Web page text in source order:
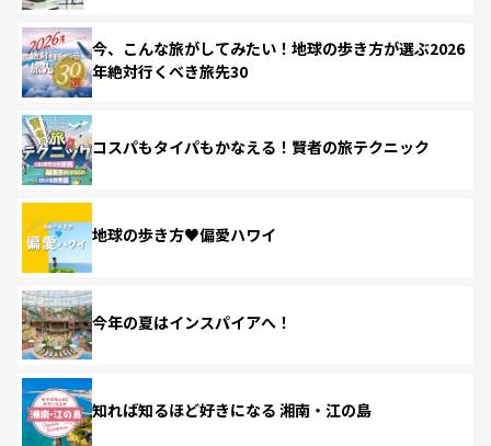
今、こんな旅がしてみたい！地球の歩き方が選ぶ2026
年絶対行くべき旅先30
コスパもタイパもかなえる！賢者の旅テクニック
地球の歩き方♥偏愛ハワイ
今年の夏はインスパイアへ！
知れば知るほど好きになる 湘南・江の島